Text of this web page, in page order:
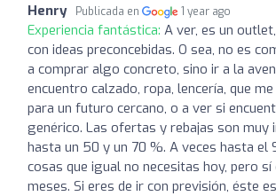
Henry Publicada en 1 year ago
Experiencia fantástica: A ver, es un
con ideas preconcebidas. O sea, no es
a comprar algo concreto, sino ir a la
encuentro calzado, ropa, lencería, que
para un futuro cercano, o a ver si
genérico. Las ofertas y rebajas son muy
hasta un 50 y un 70 %. A veces hasta el
cosas que igual no necesitas hoy, pero sí
meses. Si eres de ir con previsión, éste